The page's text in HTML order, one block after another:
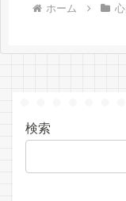
ホーム
検索